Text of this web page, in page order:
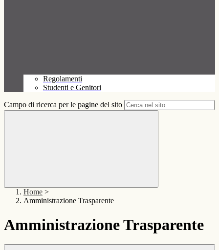
Regolamenti
Studenti e Genitori
Campo di ricerca per le pagine del sito
Home >
Amministrazione Trasparente
Amministrazione Trasparente